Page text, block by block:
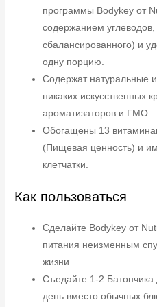
программы Bodykey от
содержанием
сбалансированного) и
одну порцию.
Содержат натуральные
никаких искусственных
ароматизаторов и ГМО.
Обогащены 13
(Пищевая ценность) и
клетчатки.
Как пользоваться
Сделайте Bodykey от
питания неизменным
жизни.
Съедайте 1-2
день вместо обычных